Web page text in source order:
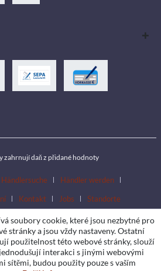
zahrnují daň z přidané hodnoty
Händlersuche
Händler werden
Kontakt Jobs Standorte
soubory cookie, které jsou nezbytné pro
stránky a jsou vždy nastaveny. Ostatní
použitelnost této webové stránky, slouží
interakci s jinými webovými
sítěmi, budou použity pouze s vaším